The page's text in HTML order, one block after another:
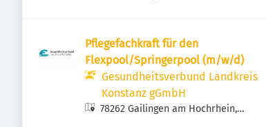
Pflegefachkraft für den
Flexpool/Springerpool (m/w/d)
Gesundheitsverbund Landkreis
Konstanz gGmbH
78262 Gailingen am Hochrhein,